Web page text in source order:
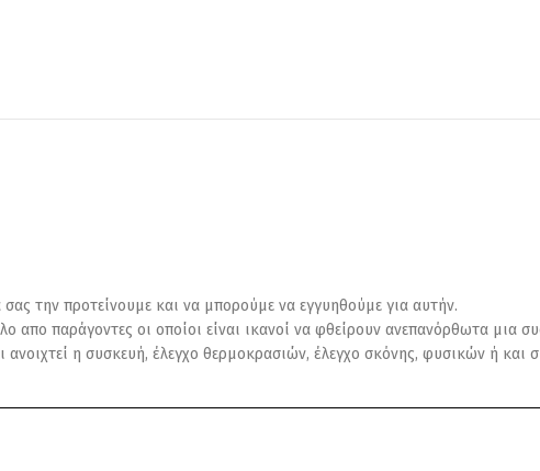
την προτείνουμε και να μπορούμε να εγγυηθούμε για αυτήν.
απο παράγοντες οι οποίοι είναι ικανοί να φθείρουν ανεπανόρθωτα μια
ανοιχτεί η συσκευή, έλεγχο θερμοκρασιών, έλεγχο σκόνης, φυσικών ή